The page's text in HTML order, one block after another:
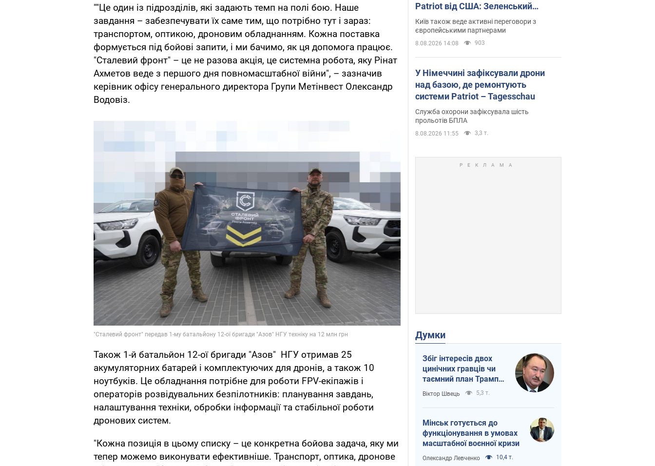
""Це один із підрозділів, які задають темп на полі бою. Наше
завдання – забезпечувати їх саме тим, що потрібно тут і зараз:
транспортом, оптикою, дроновим обладнанням. Кожна поставка
формується під бойові запити, і ми бачимо, як ця допомога працює.
"Сталевий фронт" – це не разова акція, це системна робота, яку Рінат
Ахметов веде з першого дня повномасштабної війни", – зазначив
керівник офісу генерального директора Групи Метінвест Олександр
Водовіз.
Також 1-й батальйон 12-ої бригади "Азов" НГУ отримав 25
акумуляторних батарей і комплектуючих для дронів, а також 10
ноутбуків. Це обладнання потрібне для роботи FPV-екіпажів і
операторів розвідувальних безпілотників: планування завдань,
налаштування техніки, обробки інформації та стабільної роботи
дронових систем.
"Кожна позиція в цьому списку – це конкретна бойова задача, яку ми
тепер можемо виконувати ефективніше. Транспорт, оптика, дронове
Patriot від США: Зеленський
розкрив подробиці
Київ також веде активні переговори з
європейськими партнерами
8.08.2026 14:08 903
У Німеччині зафіксували дрони
над базою, де ремонтують
системи Patriot – Tagesschau
Служба охорони зафіксувала шість
прольотів БПЛА
8.08.2026 11:55 3,3 т.
Думки
Збіг інтересів двох
цинічних гравців чи
таємний план Трампа
і Путіна?
Віктор Швець 5,3 т.
Мінськ готується до
функціонування в умовах
масштабної воєнної кризи
Олександр Левченко 10,4 т.